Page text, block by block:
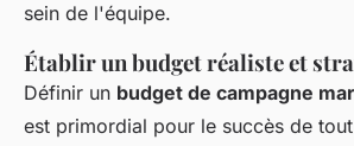
sein de l'équipe.
Établir un budget réaliste et
Définir un budget de campagne
est primordial pour le succès de